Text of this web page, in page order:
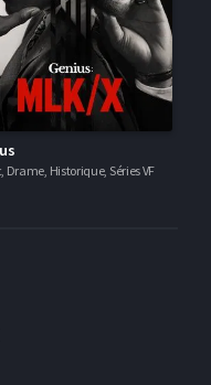
Drame, Historique, Séries VF